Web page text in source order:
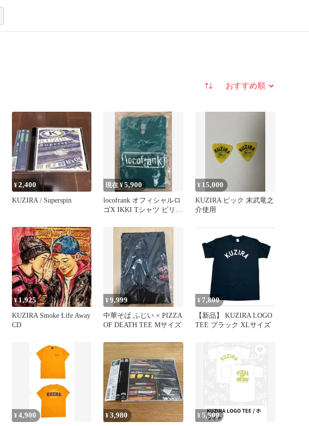
並び替え
¥2,400
KUZIRA / Superspin
現在 ¥5,900
locofrank オフィシャルロ
ゴX IKKI Tシャツ ビリジ
¥ 15,000
KUZIRA ピック 末武竜之
介使用
¥1,925
KUZIRA Smoke Life Away
CD
¥9,999
中華そば ふじい × PIZZA
OF DEATH TEE Mサイズ
¥ 7,800
【新品】 KUZIRA LOGO
TEE ブラック XLサイズ
¥4,900 ¥3,980 ¥5,500